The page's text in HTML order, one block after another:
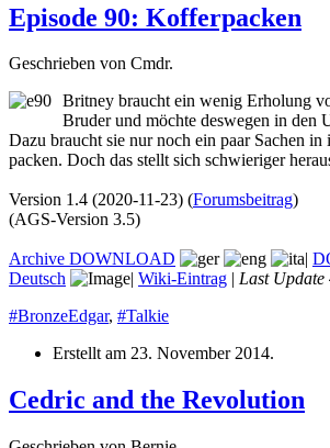
Episode 90: Kofferpacken
Geschrieben von Cmdr.
Britney braucht ein wenig Erholung
Bruder und möchte deswegen in den
Dazu braucht sie nur noch ein paar Sachen
packen. Doch das stellt sich schwieriger
Version 1.4 (2020-11-23) (Forumsbeitrag)
(AGS-Version 3.5)
Archive DOWNLOAD |
Deutsch
| Wiki-Eintrag | Last Update
#BronzeEdgar, #Talkie
Erstellt am 23. November 2014.
Cedric and the Revolution